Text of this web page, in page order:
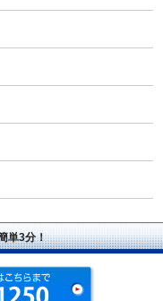
単3分！